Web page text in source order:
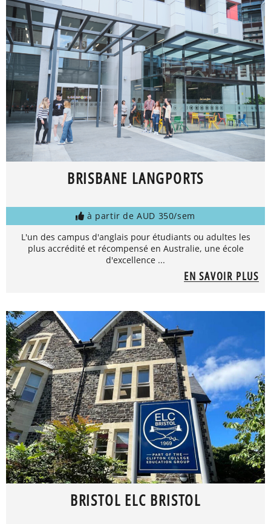
BRISBANE LANGPORTS
à partir de AUD 350/sem
L'un des campus d'anglais pour étudiants ou adultes les
plus accrédité et récompensé en Australie, une école
d'excellence ...
EN SAVOIR PLUS
BRISTOL ELC BRISTOL